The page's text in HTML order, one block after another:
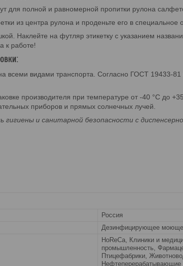
для полной и равномерной пропитки рулона
из центра рулона и проденьте его в специальное
Наклейте на футляр этикетку с указанием
к работе!
всеми видами транспорта. Согласно ГОСТ 19433-
производителя при температуре от -40 °С до
приборов и прямых солнечных лучей.
гигиены и санитарной безопасности с
Россия
Дезинфицирующее
HoReCa, Клиники и
промышленность,
Птицефабрики,
Нефтеперерабатывающие